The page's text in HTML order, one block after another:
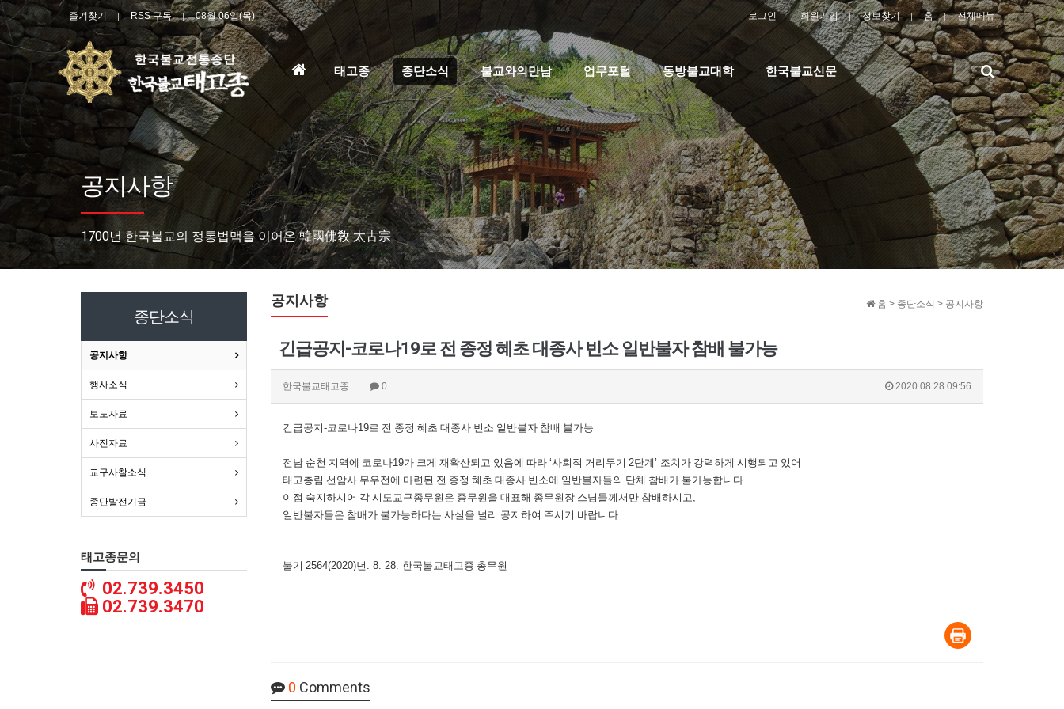
즐겨찾기 RSS 구독 08월 06일(목) 로그인 회원가입 정보찾기 홈 전체메뉴
홈
태고종 종단소식 불교와의만남 업무포털 동방불교대학 한국불교신문
검
색
공지사항
1700년 한국불교의 정통법맥을 이어온 韓國佛敎 太古宗
홈 > 종단소식 > 공지사항
공지사항
긴급공지-코로나19로 전 종정 혜초 대종사 빈소 일반불자 참배 불가능
한국불교태고종 0 2020.08.28 09:56
긴급공지-코로나19로 전 종정 혜초 대종사 빈소 일반불자 참배 불가능
전남 순천 지역에 코로나19가 크게 재확산되고 있음에 따라 ‘사회적 거리두기 2단계’ 조치가 강력하게 시행되고 있어
태고총림 선암사 무우전에 마련된 전 종정 혜초 대종사 빈소에 일반불자들의 단체 참배가 불가능합니다.
이점 숙지하시어 각 시도교구종무원은 종무원을 대표해 종무원장 스님들께서만 참배하시고,
일반불자들은 참배가 불가능하다는 사실을 널리 공지하여 주시기 바랍니다.
불기 2564(2020)년 . 8. 28. 한국불교태고종 총무원
0 Comments
종단소식
공지사항
행사소식
보도자료
사진자료
교구사찰소식
종단발전기금
태고종문의
02.739.3450
02.739.3470